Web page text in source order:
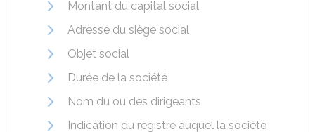
Montant du capital social
Adresse du siège social
Objet social
Durée de la société
Nom du ou des dirigeants
Indication du registre auquel la société